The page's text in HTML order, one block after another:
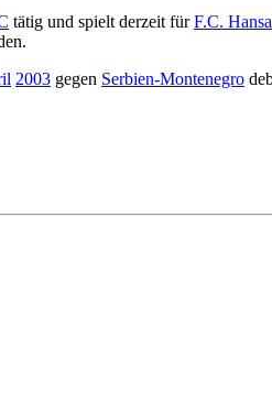
tätig und spielt derzeit fürF.C.
2003 gegen Serbien-Montenegro